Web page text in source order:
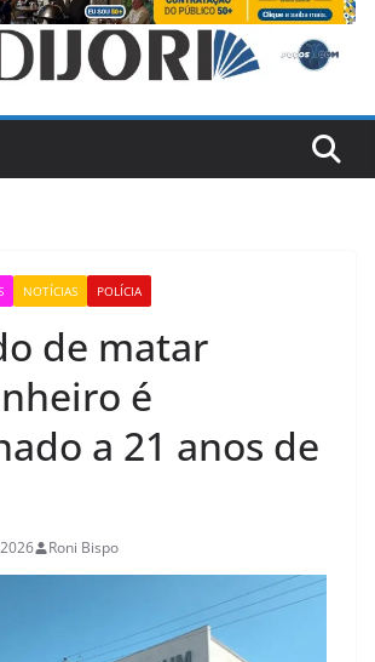
NOTÍCIAS POLÍCIA
de matar
é
a 21 anos de
Roni Bispo